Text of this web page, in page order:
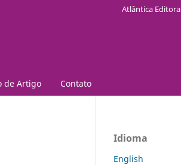
de Artigo Contato
Atlântica Editora
Idioma
English